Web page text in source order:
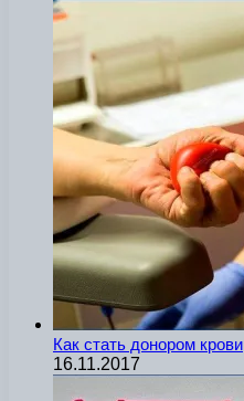
Как стать донором крови
16.11.2017